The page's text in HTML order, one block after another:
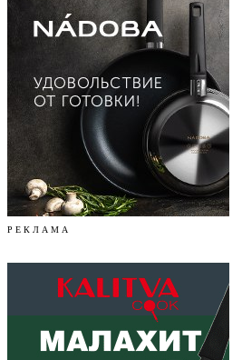
Р Е К Л А М А